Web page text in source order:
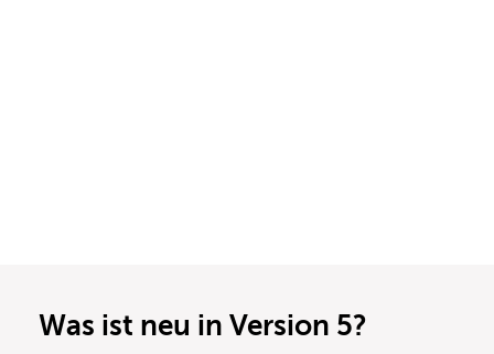
Was ist neu in Version 5?